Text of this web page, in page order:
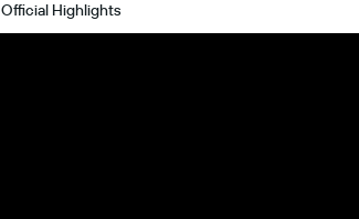
Official Highlights